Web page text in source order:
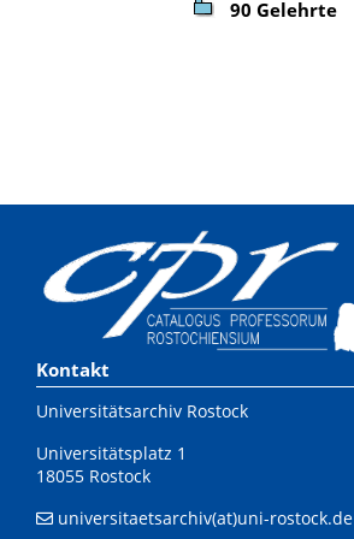
90 Gelehrte
Kontakt
Universitätsarchiv Rostock
Universitätsplatz 1
18055 Rostock
universitaetsarchiv(at)uni-rostock.de